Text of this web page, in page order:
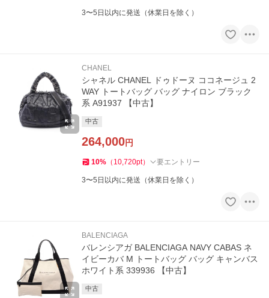
3〜5日以内に発送（休業日を除く）
CHANEL
シャネル CHANEL ドゥドーヌ ココネージュ 2
WAY トートバッグ バッグ ナイロン ブラック
系 A91937 【中古】
中古
264,000円
10% （ 10,720pt） 要エントリー
3〜5日以内に発送（休業日を除く）
BALENCIAGA
バレンシアガ BALENCIAGA NAVY CABAS ネ
イビーカバ M トートバッグ バッグ キャンバス
ホワイト系 339936 【中古】
中古